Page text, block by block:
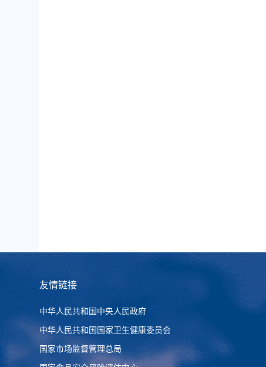
友情链接
中华人民共和国中央人民政府
中华人民共和国国家卫生健康委员会
国家市场监督管理总局